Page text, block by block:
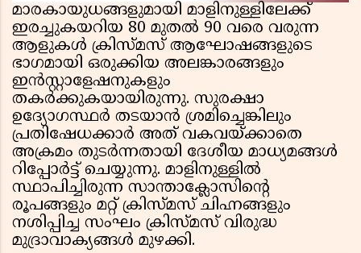
മാരകായുധങ്ങളുമായി മാളിനുള്ളിലേക്ക്
ഇരച്ചുകയറിയ 80 മുതൽ 90 വരെ വരുന്ന
ആളുകൾ ക്രിസ്മസ് ആഘോഷങ്ങളുടെ
ഭാഗമായി ഒരുക്കിയ അലങ്കാരങ്ങളും
ഇൻസ്റ്റാളേഷനുകളും
തകർക്കുകയായിരുന്നു. സുരക്ഷാ
ഉദ്യോഗസ്ഥർ തടയാൻ ശ്രമിച്ചെങ്കിലും
പ്രതിഷേധക്കാർ അത് വകവയ്ക്കാതെ
അക്രമം തുടർന്നതായി ദേശീയ മാധ്യമങ്ങൾ
റിപ്പോർട്ട് ചെയ്യുന്നു. മാളിനുള്ളിൽ
സ്ഥാപിച്ചിരുന്ന സാന്താക്ലോസിന്റെ
രൂപങ്ങളും മറ്റ് ക്രിസ്മസ് ചിഹ്നങ്ങളും
നശിപ്പിച്ച സംഘം ക്രിസ്മസ് വിരുദ്ധ
മുദ്രാവാക്യങ്ങൾ മുഴക്കി.